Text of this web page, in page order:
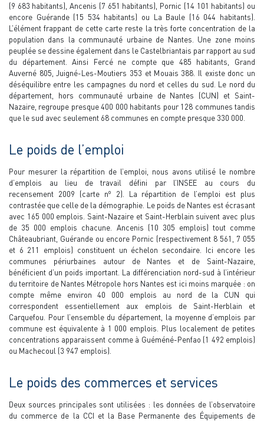
(9 683 habitants), Ancenis (7 651 habitants), Pornic (14 101 habitants) ou
encore Guérande (15 534 habitants) ou La Baule (16 044 habitants).
L’élément frappant de cette carte reste la très forte concentration de la
population dans la communauté urbaine de Nantes. Une zone moins
peuplée se dessine également dans le Castelbriantais par rapport au sud
du département. Ainsi Fercé ne compte que 485 habitants, Grand
Auverné 805, Juigné-Les-Moutiers 353 et Mouais 388. Il existe donc un
déséquilibre entre les campagnes du nord et celles du sud. Le nord du
département, hors communauté urbaine de Nantes (CUN) et Saint-
Nazaire, regroupe presque 400 000 habitants pour 128 communes tandis
que le sud avec seulement 68 communes en compte presque 330 000.
Le poids de l’emploi
Pour mesurer la répartition de l’emploi, nous avons utilisé le nombre
d’emplois au lieu de travail défini par l’INSEE au cours du
recensement 2009 (carte no
2). La répartition de l’emploi est plus
contrastée que celle de la démographie. Le poids de Nantes est écrasant
avec 165 000 emplois. Saint-Nazaire et Saint-Herblain suivent avec plus
de 35 000 emplois chacune. Ancenis (10 305 emplois) tout comme
Châteaubriant, Guérande ou encore Pornic (respectivement 8 561, 7 055
et 6 211 emplois) constituent un échelon secondaire. Ici encore les
communes périurbaines autour de Nantes et de Saint-Nazaire,
bénéficient d’un poids important. La différenciation nord-sud à l’intérieur
du territoire de Nantes Métropole hors Nantes est ici moins marquée : on
compte même environ 40 000 emplois au nord de la CUN qui
correspondent essentiellement aux emplois de Saint-Herblain et
Carquefou. Pour l’ensemble du département, la moyenne d’emplois par
commune est équivalente à 1 000 emplois. Plus localement de petites
concentrations apparaissent comme à Guéméné-Penfao (1 492 emplois)
ou Machecoul (3 947 emplois).
Le poids des commerces et services
Deux sources principales sont utilisées : les données de l’observatoire
du commerce de la CCI et la Base Permanente des Équipements de